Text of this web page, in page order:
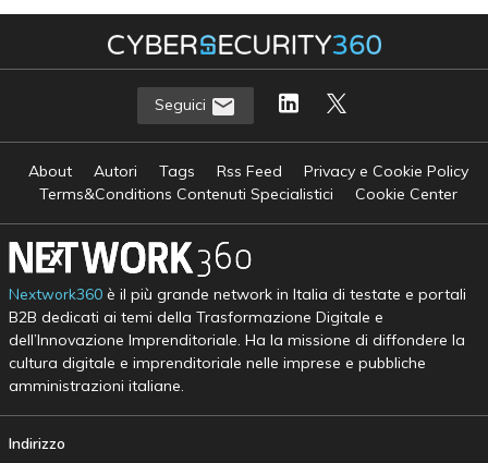
Seguici
About Autori Tags Rss Feed
Privacy e Cookie Policy
Terms&Conditions Contenuti Specialistici
Cookie Center
Nextwork360è il più grande network in Italia di testate e portali
B2B dedicati ai temi della Trasformazione Digitale e
dell’Innovazione Imprenditoriale. Ha la missione di diffondere la
cultura digitale e imprenditoriale nelle imprese e pubbliche
amministrazioni italiane.
Indirizzo